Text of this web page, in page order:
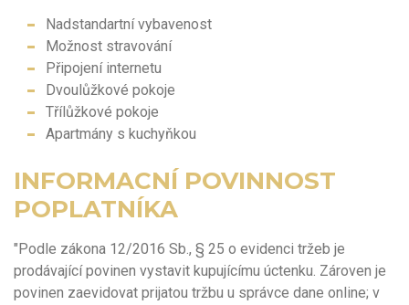
Nadstandartní vybavenost
Možnost stravování
Připojení internetu
Dvoulůžkové pokoje
Třílůžkové pokoje
Apartmány s kuchyňkou
INFORMACNÍ POVINNOST
POPLATNÍKA
"Podle zákona 12/2016 Sb., § 25 o evidenci tržeb je
prodávající povinen vystavit kupujícímu úctenku. Zároven je
povinen zaevidovat prijatou tržbu u správce dane online; v